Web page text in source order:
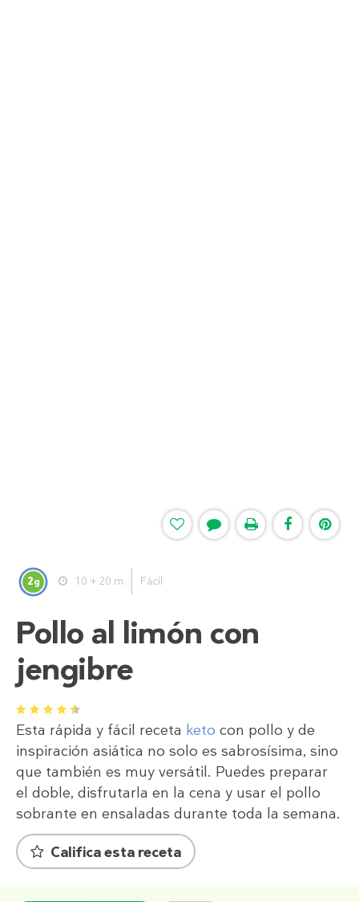
2g 10 + 20 m Fácil
Pollo al limón con
jengibre
1 2 3 4 5
Esta rápida y fácil receta keto con pollo y de
inspiración asiática no solo es sabrosísima, sino
que también es muy versátil. Puedes preparar
el doble, disfrutarla en la cena y usar el pollo
sobrante en ensaladas durante toda la semana.
Califica esta receta